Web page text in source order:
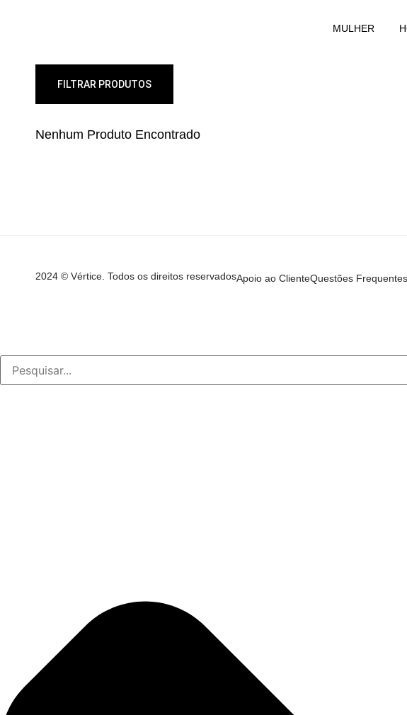
MULHER
FILTRAR PRODUTOS
Nenhum Produto Encontrado
2024 © Vértice. Todos os direitos reservadosApoio ao ClienteQuestões Frequentes